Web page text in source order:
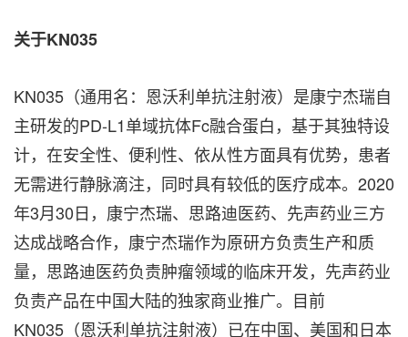
关于KN035
KN035（通用名：恩沃利单抗注射液）是康宁杰瑞自
主研发的PD-L1单域抗体Fc融合蛋白，基于其独特设
计，在安全性、便利性、依从性方面具有优势，患者
无需进行静脉滴注，同时具有较低的医疗成本。2020
年3月30日，康宁杰瑞、思路迪医药、先声药业三方
达成战略合作，康宁杰瑞作为原研方负责生产和质
量，思路迪医药负责肿瘤领域的临床开发，先声药业
负责产品在中国大陆的独家商业推广。目前
KN035（恩沃利单抗注射液）已在中国、美国和日本